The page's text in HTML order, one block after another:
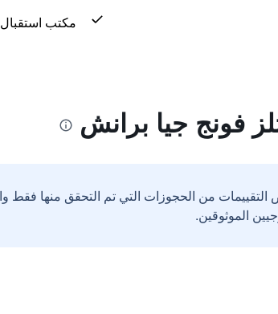
مكتب استقبال
فونج جيا برانش
من الحجوزات التي تم التحقق منها فقط